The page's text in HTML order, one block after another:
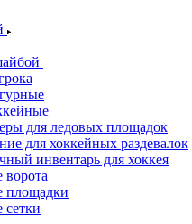
для ледовых площадок
для хоккейных раздевалок
инвентарь для хоккея
площадки